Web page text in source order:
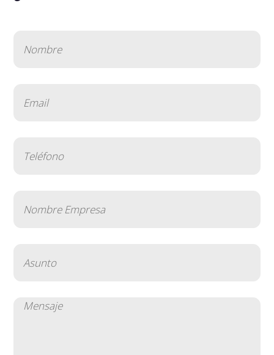
(Obligatorio)
(Obligatorio)
(Obligatorio)
Empresa
(Obligatorio)
Mensaje